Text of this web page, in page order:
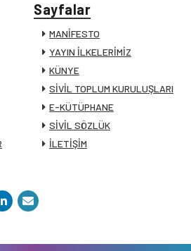
Sayfalar
MANİFESTO
YAYIN İLKELERİMİZ
KÜNYE
SİVİL TOPLUM KURULUŞLARI
E-KÜTÜPHANE
SİVİL SÖZLÜK
İLETİŞİM